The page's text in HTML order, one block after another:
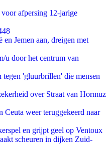
afpersing 12-jarige
Jemen aan, dreigen met
u door het centrum van
'gluurbrillen' die mensen
over Straat van Hormuz
Ceuta weer teruggekeerd naar
en grijpt geel op Ventoux
scheuren in dijken Zuid-